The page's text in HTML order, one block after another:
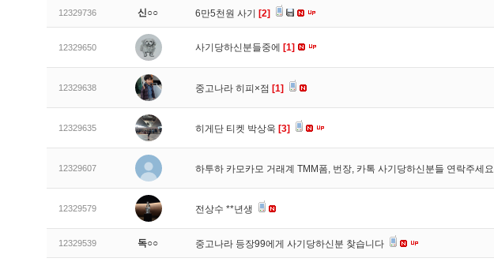
12329736 신○○ 6만5천원 사기 [2]
12329650 사기당하신분들중에 [1]
12329638 중고나라 히피×점 [1]
12329635 히게단 티켓 박상욱 [3]
12329607 하투하 카모카모 거래계 TMM폼, 번장, 카톡 사기당하신분들 연락주세요
12329579 전상수 **년생
12329539 독○○ 중고나라 등장99에게 사기당하신분 찾습니다